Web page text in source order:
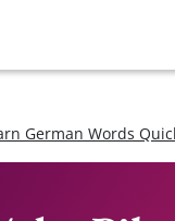
German Words